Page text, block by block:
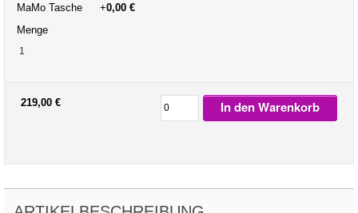
MaMo Tasche
+0,00 €
Menge
219,00 € In den Warenkorb